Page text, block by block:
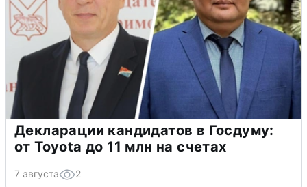
Декларации кандидатов в Госдуму:
от Toyota до 11 млн на счетах
7 августа 2